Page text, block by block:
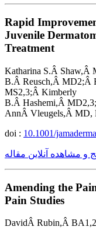
Rapid
Juvenile
Treatment
Katharina S.Â Shaw,Â
B.Â Reusch,Â MD2;Â
MS2,3;Â Kimberly
B.Â Hashemi,Â
AnnÂ Vleugels,Â MD,
doi : 10.1001/
و مشاهده آنلاین مقاله
Amending the
Pain Studies
DavidÂ Rubin,Â